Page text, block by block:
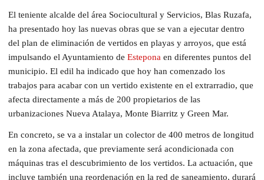
El teniente alcalde del área Sociocultural y Servicios, Blas Ruzafa,
ha presentado hoy las nuevas obras que se van a ejecutar dentro
del plan de eliminación de vertidos en playas y arroyos, que está
impulsando el Ayuntamiento de Estepona en diferentes puntos del
municipio. El edil ha indicado que hoy han comenzado los
trabajos para acabar con un vertido existente en el extrarradio, que
afecta directamente a más de 200 propietarios de las
urbanizaciones Nueva Atalaya, Monte Biarritz y Green Mar.
En concreto, se va a instalar un colector de 400 metros de longitud
en la zona afectada, que previamente será acondicionada con
máquinas tras el descubrimiento de los vertidos. La actuación, que
incluye también una reordenación en la red de saneamiento, durará